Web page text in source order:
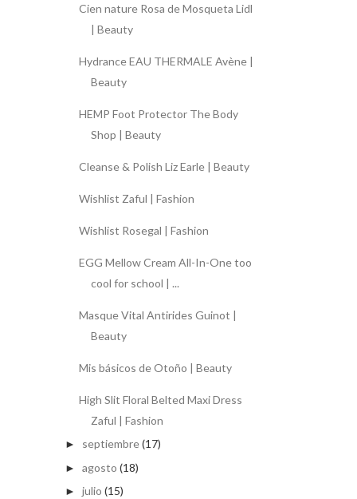
Cien nature Rosa de Mosqueta Lidl
| Beauty
Hydrance EAU THERMALE Avène |
Beauty
HEMP Foot Protector The Body
Shop | Beauty
Cleanse & Polish Liz Earle | Beauty
Wishlist Zaful | Fashion
Wishlist Rosegal | Fashion
EGG Mellow Cream All-In-One too
cool for school | ...
Masque Vital Antirides Guinot |
Beauty
Mis básicos de Otoño | Beauty
High Slit Floral Belted Maxi Dress
Zaful | Fashion
► septiembre(17)
► agosto (18)
► julio (15)